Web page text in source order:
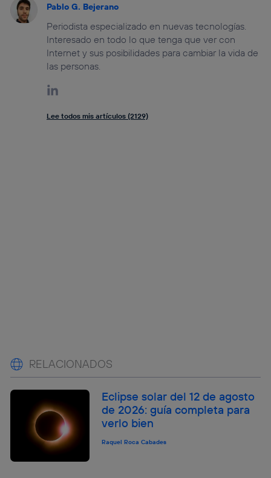
Pablo G. Bejerano
Periodista especializado en nuevas tecnologías.
Interesado en todo lo que tenga que ver con
Internet y sus posibilidades para cambiar la vida de
las personas.
Lee todos mis artículos (2129)
RELACIONADOS
Eclipse solar del 12 de agosto
de 2026: guía completa para
verlo bien
Raquel Roca Cabades